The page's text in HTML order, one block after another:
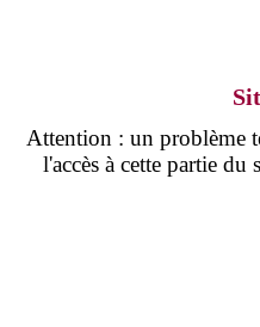
Attention : un problème
l'accès à cette partie